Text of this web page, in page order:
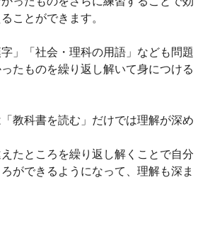
ことができます。
」「社会・理科の用語」なども問題
たものを繰り返し解いて身につける
教科書を読む」だけでは理解が深め
たところを繰り返し解くことで自分
ができるようになって、理解も深ま